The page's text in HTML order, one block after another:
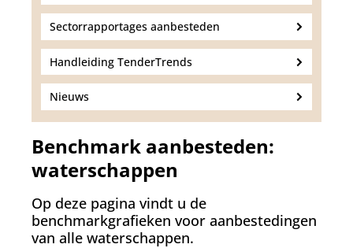
Sectorrapportages aanbesteden
Handleiding TenderTrends
Nieuws
Benchmark aanbesteden:
waterschappen
Op deze pagina vindt u de
benchmarkgrafieken voor aanbestedingen
van alle waterschappen.